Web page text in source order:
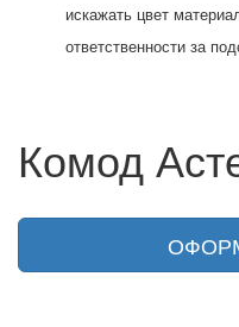
искажать цвет
ответственности за
Комод